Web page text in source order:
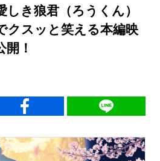
しき狼君（ろうくん）
クスッと笑える本編映
！